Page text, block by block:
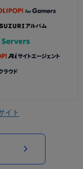
イト